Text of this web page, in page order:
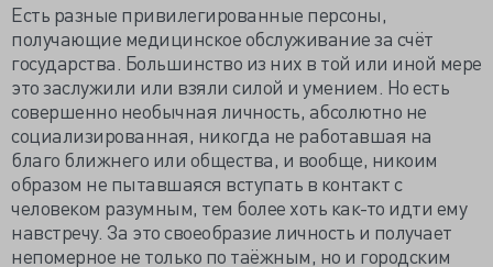
Есть разные привилегированные персоны,
получающие медицинское обслуживание за счёт
государства. Большинство из них в той или иной мере
это заслужили или взяли силой и умением. Но есть
совершенно необычная личность, абсолютно не
социализированная, никогда не работавшая на
благо ближнего или общества, и вообще, никоим
образом не пытавшаяся вступать в контакт с
человеком разумным, тем более хоть как-то идти ему
навстречу. За это своеобразие личность и получает
непомерное не только по таёжным, но и городским